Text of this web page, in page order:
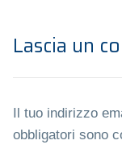
Lascia un
Il tuo indirizzo
obbligatori sono